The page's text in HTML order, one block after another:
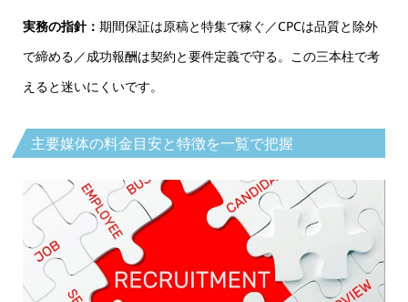
実務の指針： 期間保証は原稿と特集で稼ぐ／CPCは品質と除外
で締める／成功報酬は契約と要件定義で守る。この三本柱で考
えると迷いにくいです。
主要媒体の料金目安と特徴を一覧で把握